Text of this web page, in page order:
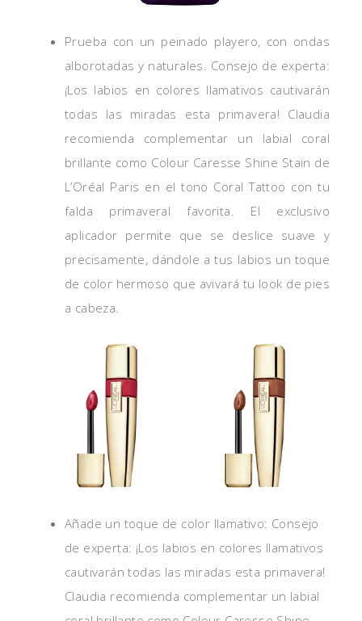
Prueba con un peinado playero, con ondas
alborotadas y naturales. Consejo de experta:
¡Los labios en colores llamativos cautivarán
todas las miradas esta primavera! Claudia
recomienda complementar un labial coral
brillante como Colour Caresse Shine Stain de
L’Oréal Paris en el tono Coral Tattoo con tu
falda primaveral favorita. El exclusivo
aplicador permite que se deslice suave y
precisamente, dándole a tus labios un toque
de color hermoso que avivará tu look de pies
a cabeza.
Añade un toque de color llamativo: Consejo
de experta: ¡Los labios en colores llamativos
cautivarán todas las miradas esta primavera!
Claudia recomienda complementar un labial